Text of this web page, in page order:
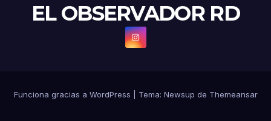
EL OBSERVADOR RD
Funciona gracias a WordPress Tema: Newsup de Themeansar